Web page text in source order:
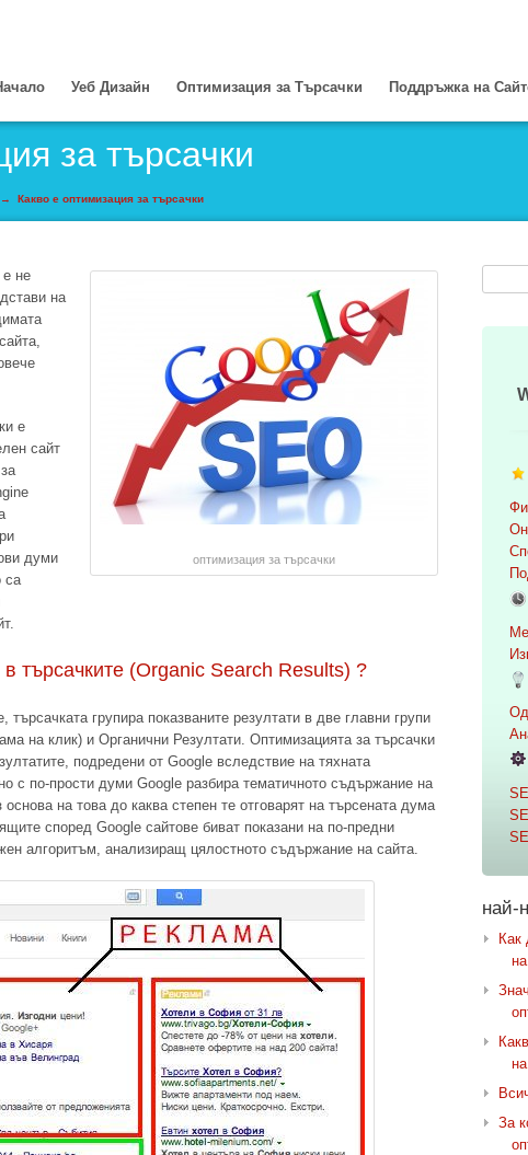
Уеб Дизайн Оптимизация за Търсачки Поддръжка на
за търсачки
→ Какво е оптимизация за търсачки
оптимизация за търсачки
е не
на
е
сайт
думи
са
в търсачките (Organic Search Results) ?
групира показваните резултати в две главни групи
на клик) и Органични Резултати. Оптимизацията за търсачки
подредени от Google вследствие на тяхната
с по-прости думи Google разбира тематичното съдържание на
на това до каква степен те отговарят на търсената дума
според Google сайтове биват показани на по-предни
алгоритъм, анализиращ цялостното съдържание на сайта.
най-
Как
За